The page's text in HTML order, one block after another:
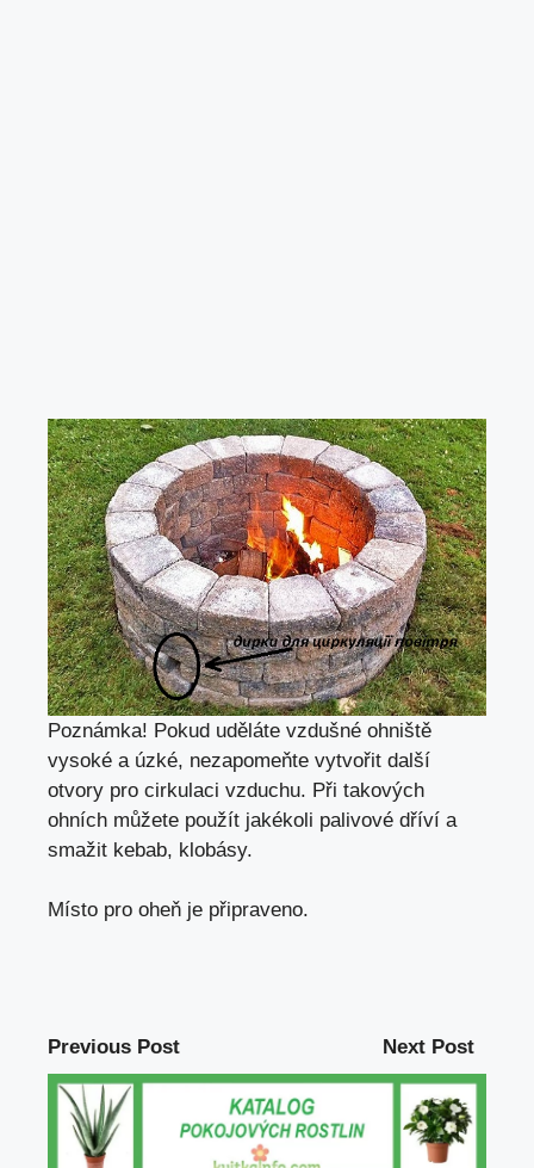
Poznámka! Pokud uděláte vzdušné ohniště
vysoké a úzké, nezapomeňte vytvořit další
otvory pro cirkulaci vzduchu. Při takových
ohních můžete použít jakékoli palivové dříví a
smažit kebab, klobásy.
Místo pro oheň je připraveno.
Previous Post Next Post